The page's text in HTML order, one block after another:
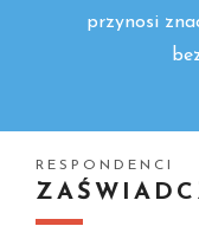
przynosi
RESPONDENCI